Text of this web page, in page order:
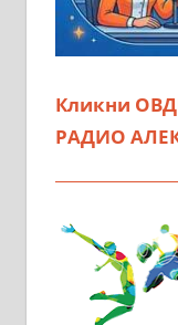
Кликни
РАДИО